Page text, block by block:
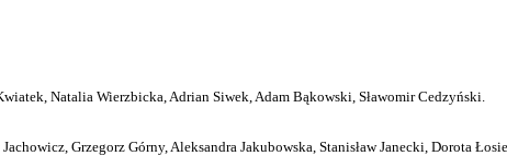
Natalia Wierzbicka, Adrian Siwek, Adam Bąkowski, Sławomir Cedzyński.
Grzegorz Górny, Aleksandra Jakubowska, Stanisław Janecki, Dorota